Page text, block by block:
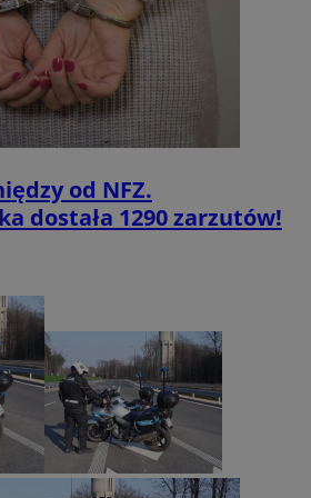
od NFZ.
dostała 1290 zarzutów!